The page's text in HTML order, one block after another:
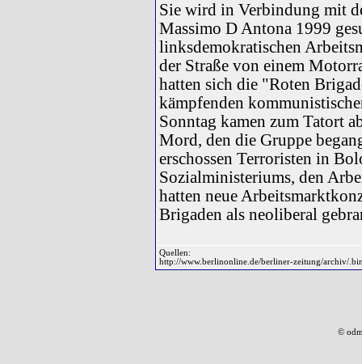
Sie wird in Verbindung mit
Massimo D Antona 1999
linksdemokratischen
der Straße von einem
hatten sich die "Roten
kämpfenden
Sonntag kamen zum Tatort
Mord, den die Gruppe
erschossen Terroristen in
Sozialministeriums, den
hatten neue
Brigaden als neoliberal
Quellen:
http://www.berlinonline.de/berliner-zeitung/archiv/
©